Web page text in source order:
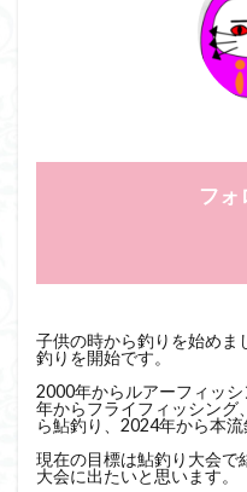
フォ
子供の時から釣りを始めま
釣りを開始です。
2000年からルアーフィッ
年からフライフィッシン
ら鮎釣り、2024年から本流
現在の目標は鮎釣り大会で
大会に出たいと思います。